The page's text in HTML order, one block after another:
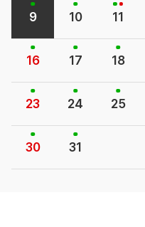
9 10 11
16 17 18
23 24 25
30 31